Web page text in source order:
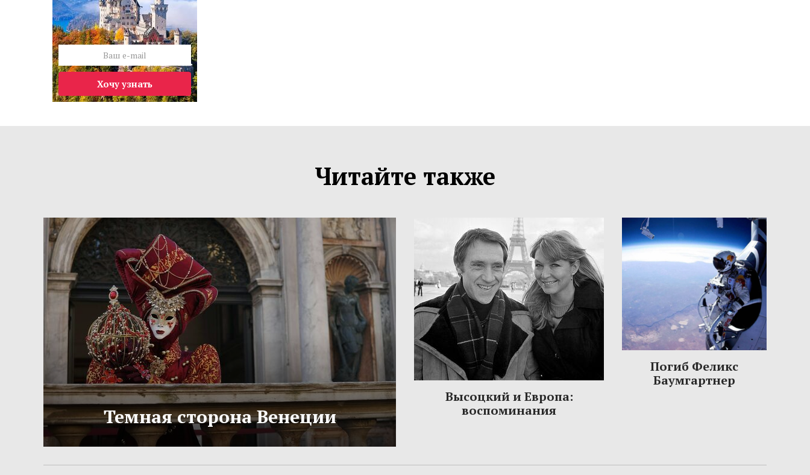
Хочу узнать
Читайте также
Темная сторона Венеции
Высоцкий и Европа:
воспоминания
Погиб Феликс
Баумгартнер